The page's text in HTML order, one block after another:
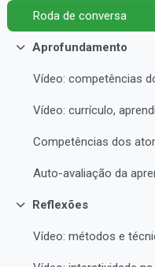
Roda de conversa
Contrair
Aprofundamento
Vídeo: competências
Contrair
Reflexões